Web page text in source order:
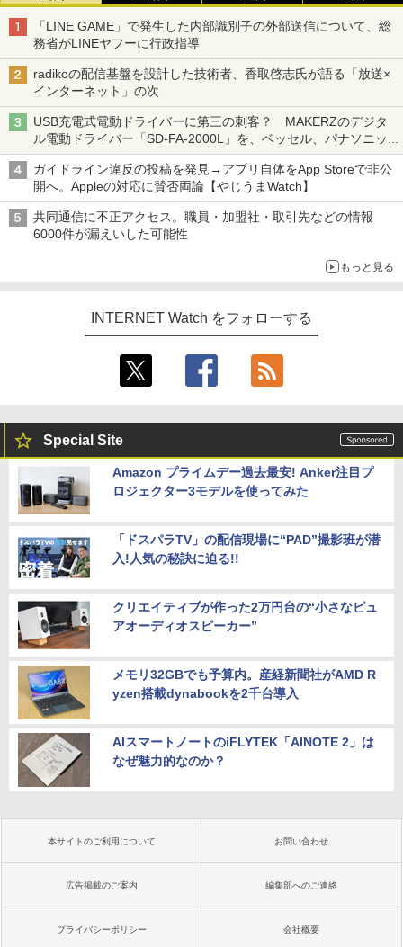
「LINE GAME」で発生した内部識別子の外部送信について、総
務省がLINEヤフーに行政指導
radikoの配信基盤を設計した技術者、香取啓志氏が語る「放送×
インターネット」の次
USB充電式電動ドライバーに第三の刺客？ MAKERZのデジタ
ル電動ドライバー「SD-FA-2000L」を、ベッセル、パナソニッ
クと比較してみた 【テレワークグッズ・ミニレビュー 第165
回】
ガイドライン違反の投稿を発見→アプリ自体をApp Storeで非公
開へ。Appleの対応に賛否両論【やじうまWatch】
共同通信に不正アクセス。職員・加盟社・取引先などの情報
6000件が漏えいした可能性
もっと見る
INTERNET Watch をフォローする
Special Site
Amazon プライムデー過去最安! Anker注目プ
ロジェクター3モデルを使ってみた
「ドスパラTV」の配信現場に“PAD”撮影班が潜
入!人気の秘訣に迫る!!
クリエイティブが作った2万円台の“小さなピュ
アオーディオスピーカー”
メモリ32GBでも予算内。産経新聞社がAMD R
yzen搭載dynabookを2千台導入
AIスマートノートのiFLYTEK「AINOTE 2」は
なぜ魅力的なのか？
本サイトのご利用について お問い合わせ
広告掲載のご案内 編集部へのご連絡
プライバシーポリシー 会社概要